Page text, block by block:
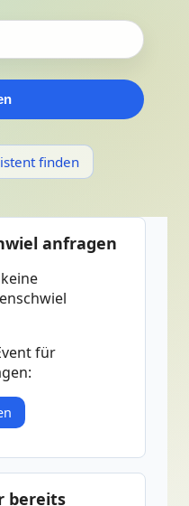
finden
anfragen
für
bereits